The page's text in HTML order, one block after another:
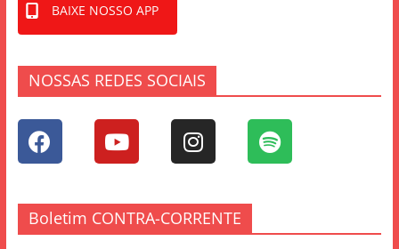
BAIXE NOSSO APP
NOSSAS REDES SOCIAIS
Boletim CONTRA-CORRENTE